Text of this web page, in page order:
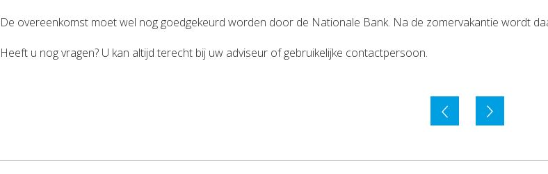
De overeenkomst moet wel nog goedgekeurd worden door de Nationale Bank. Na de zomervakantie wordt
Heeft u nog vragen? U kan altijd terecht bij uw adviseur of gebruikelijke contactpersoon.